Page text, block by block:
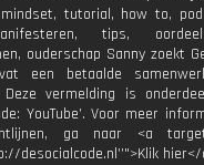
mindset, tutorial, how to,
tips,
ouderschap Sanny zoekt
een betaalde
Deze vermelding is
YouTube’. Voor meer
ga naar <a
desocialcode.nl’’">Klik